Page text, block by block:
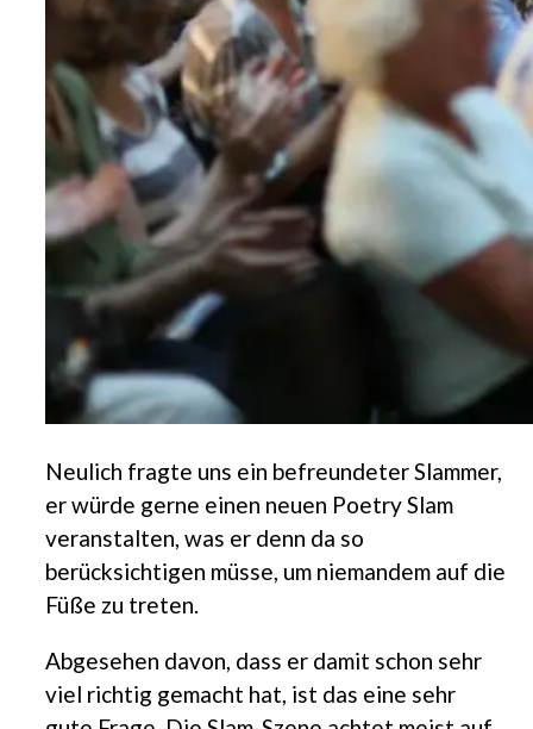
Neulich fragte uns ein befreundeter Slammer,
er würde gerne einen neuen Poetry Slam
veranstalten, was er denn da so
berücksichtigen müsse, um niemandem auf die
Füße zu treten.
Abgesehen davon, dass er damit schon sehr
viel richtig gemacht hat, ist das eine sehr